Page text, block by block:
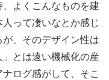
よくこんなものを建
って凄いなとか感じ
、そのデザイン性は
とは遠い機械化の産
ログ感がして、そこ